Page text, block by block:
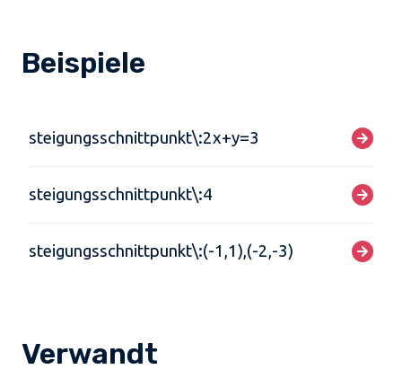
Beispiele
steigungsschnittpunkt\:2x+y=3
steigungsschnittpunkt\:4
steigungsschnittpunkt\:(-1,1),(-2,-3)
Verwandt